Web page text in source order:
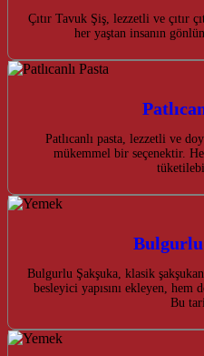
Çıtır Tavuk Şiş, lezzetli ve çıtır
her yaştan insanın
Patlıcanlı pasta, lezzetli ve
mükemmel bir seçenektir.
Bulgurlu
Bulgurlu Şakşuka, klasik
besleyici yapısını ekleyen,
Bu